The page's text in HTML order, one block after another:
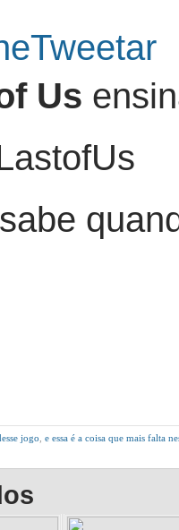
Tweetar
Us
jogo e essa é a coisa que mais falta